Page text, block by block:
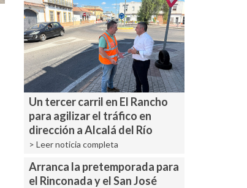
Un tercer carril en El Rancho
para agilizar el tráfico en
dirección a Alcalá del Río
> Leer noticia completa
Arranca la pretemporada para
el Rinconada y el San José